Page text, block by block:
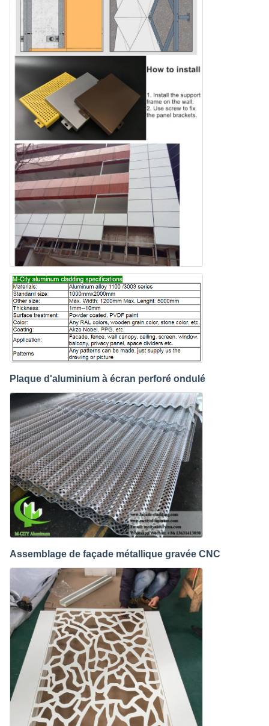
Plaque d'aluminium à écran perforé ondulé
Assemblage de façade métallique gravée CNC